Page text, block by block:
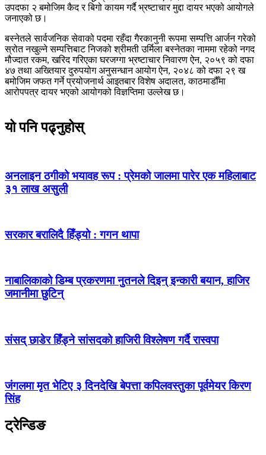
उपदफा २ बमोजिम कैद र बिगो कायम गर्दै भ्रष्टाचार मुद्दा दायर भएको आयोगले
जनाएको छ।
बस्नेतले सार्वजनिक सेवाको पदमा रहँदा गैरकानुनी रूपमा सम्पत्ति आर्जन गरेको
स्रोत नखुल्ने सम्पत्तिबाट निजको श्रीमती उर्मिला बस्नेतका नाममा रहेको नगद
मौज्दात रकम, खरिद गरिएका घरजग्गा भ्रष्टाचार निवारण ऐन, २०५९ को दफा
४७ तथा अख्तियार दुरुपयोग अनुसन्धान आयोग ऐन, २०४८ को दफा २९ ख
बमोजिम जफत गर्ने प्रयोजनार्थ आइतबार विशेष अदालत, काठमाडौँमा
आरोपपत्र दायर भएको आयोगको विज्ञप्तिमा उल्लेख छ।
यो पनि पढ्नुहोस्
अनलाइन ठगीको भयावह रूप : प्रेमको जालमा पारेर एक महिलाबाट
३१ लाख असुली
सरकार बरालिदै हिँड्यो : गगन थापा
नाबालिकाको डिम्ब प्रकरणमा नुतनले दिइन् इन्कारी बयान, हाजिर
जमानीमा छुटिन्
संसद् छाडेर हिँड्ने सांसदको हाजिरी विश्लेषण गर्दै रास्वपा
जंगलमा मृत भेटिए ३ दिनदेखि बेपत्ता कपिलवस्तुका पूर्वमेयर किरण
सिंह
ट्रेन्डिङ